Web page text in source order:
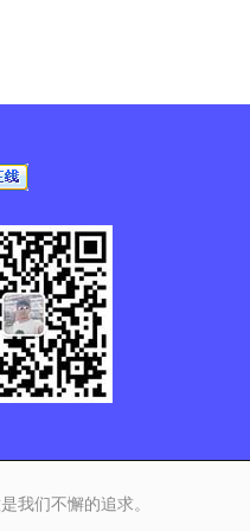
我们不懈的追求。